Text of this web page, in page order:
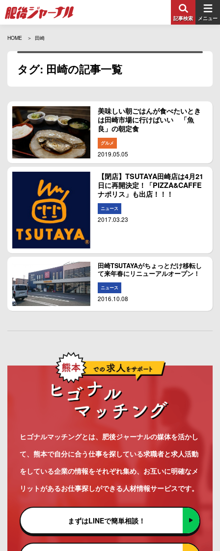
記事検索 メニュー
HOME 田崎
タグ: 田崎の記事一覧
美味しい朝ごはんが食べたいとき
は田崎市場に行けばいい 「魚
良」の朝定食
グルメ
2019.05.05
【閉店】TSUTAYA田崎店は4月21
日に再開決定！「PIZZA&CAFFE
ナポリス」も出店！！！
ニュース
2017.03.23
田崎TSUTAYAがちょっとだけ移転し
て来年春にリニューアルオープン！
ニュース
2016.10.08
ヒゴナルマッチングとは、肥後ジャーナルの媒体を活かし
て、熊本で自分に合う仕事を探している求職者と求人活動
をしている企業の情報をそれぞれ集め、お互いに明確なメ
リットがあるお仕事探しができる人材情報サービスです。
まずはLINEで簡単相談！